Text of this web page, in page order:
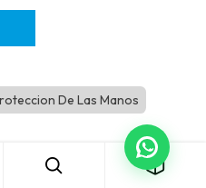
De Las Manos